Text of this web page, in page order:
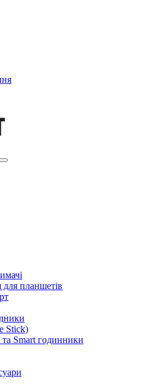
планшетів
Stick)
та Smart годинники